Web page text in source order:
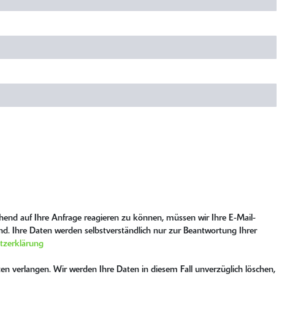
auf Ihre Anfrage reagieren zu können, müssen wir Ihre E-Mail-
Ihre Daten werden selbstverständlich nur zur Beantwortung Ihrer
verlangen. Wir werden Ihre Daten in diesem Fall unverzüglich löschen,